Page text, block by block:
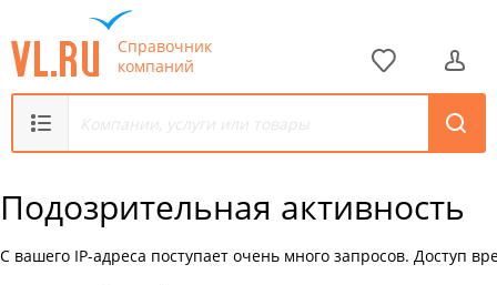
Справочник
компаний
Подозрительная активность
С вашего IP-адреса поступает очень много запросов. Доступ